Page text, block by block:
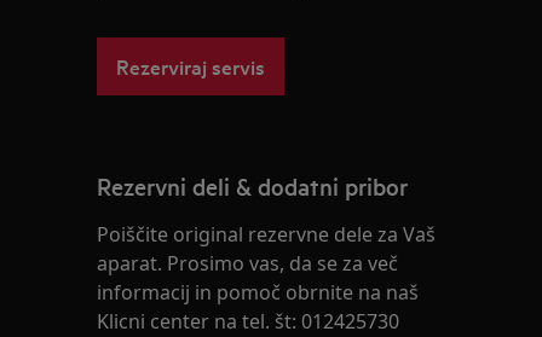
Rezerviraj servis
Rezervni deli & dodatni pribor
Poiščite original rezervne dele za Vaš
aparat. Prosimo vas, da se za več
informacij in pomoč obrnite na naš
Klicni center na tel. št: 012425730